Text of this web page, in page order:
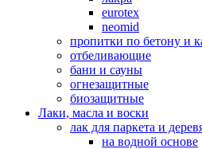
eurotex
neomid
пропитки по бетону и
отбеливающие
бани и сауны
огнезащитные
биозащитные
Лаки, масла и воски
лак для паркета и
на водной основе